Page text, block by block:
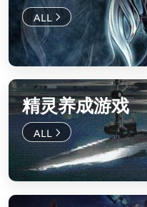
精灵养成游戏